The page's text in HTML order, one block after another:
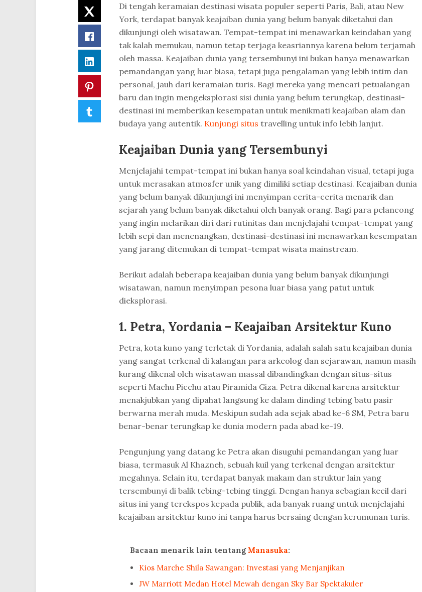
Twitter
Facebook
LinkedIn
Pinterest
Tumblr
Di tengah keramaian destinasi wisata populer seperti Paris, Bali, atau New
York, terdapat banyak keajaiban dunia yang belum banyak diketahui dan
dikunjungi oleh wisatawan. Tempat-tempat ini menawarkan keindahan yang
tak kalah memukau, namun tetap terjaga keasriannya karena belum terjamah
oleh massa. Keajaiban dunia yang tersembunyi ini bukan hanya menawarkan
pemandangan yang luar biasa, tetapi juga pengalaman yang lebih intim dan
personal, jauh dari keramaian turis. Bagi mereka yang mencari petualangan
baru dan ingin mengeksplorasi sisi dunia yang belum terungkap, destinasi-
destinasi ini memberikan kesempatan untuk menikmati keajaiban alam dan
budaya yang autentik. Kunjungi situs travelling untuk info lebih lanjut.
Keajaiban Dunia yang Tersembunyi
Menjelajahi tempat-tempat ini bukan hanya soal keindahan visual, tetapi juga
untuk merasakan atmosfer unik yang dimiliki setiap destinasi. Keajaiban dunia
yang belum banyak dikunjungi ini menyimpan cerita-cerita menarik dan
sejarah yang belum banyak diketahui oleh banyak orang. Bagi para pelancong
yang ingin melarikan diri dari rutinitas dan menjelajahi tempat-tempat yang
lebih sepi dan menenangkan, destinasi-destinasi ini menawarkan kesempatan
yang jarang ditemukan di tempat-tempat wisata mainstream.
Berikut adalah beberapa keajaiban dunia yang belum banyak dikunjungi
wisatawan, namun menyimpan pesona luar biasa yang patut untuk
dieksplorasi.
1. Petra, Yordania – Keajaiban Arsitektur Kuno
Petra, kota kuno yang terletak di Yordania, adalah salah satu keajaiban dunia
yang sangat terkenal di kalangan para arkeolog dan sejarawan, namun masih
kurang dikenal oleh wisatawan massal dibandingkan dengan situs-situs
seperti Machu Picchu atau Piramida Giza. Petra dikenal karena arsitektur
menakjubkan yang dipahat langsung ke dalam dinding tebing batu pasir
berwarna merah muda. Meskipun sudah ada sejak abad ke-6 SM, Petra baru
benar-benar terungkap ke dunia modern pada abad ke-19.
Pengunjung yang datang ke Petra akan disuguhi pemandangan yang luar
biasa, termasuk Al Khazneh, sebuah kuil yang terkenal dengan arsitektur
megahnya. Selain itu, terdapat banyak makam dan struktur lain yang
tersembunyi di balik tebing-tebing tinggi. Dengan hanya sebagian kecil dari
situs ini yang terekspos kepada publik, ada banyak ruang untuk menjelajahi
keajaiban arsitektur kuno ini tanpa harus bersaing dengan kerumunan turis.
Bacaan menarik lain tentang Manasuka:
Kios Marche Shila Sawangan: Investasi yang Menjanjikan
JW Marriott Medan Hotel Mewah dengan Sky Bar Spektakuler